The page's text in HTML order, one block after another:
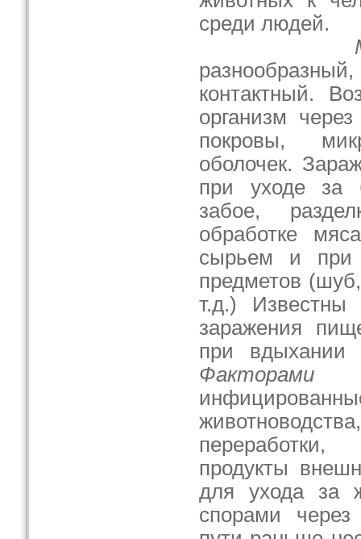
среди людей.
контактный.
организм
покровы,
оболочек.
при уходе за
забое,
обработке
сырьем и при
предметов
т.д.) Известны
заражения
при вдыхании
Факторами
продукты
для ухода за
спорами